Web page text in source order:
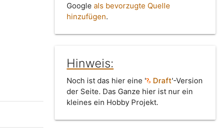
Googleals bevorzugte Quelle
hinzufügen.
Hinweis:
Noch ist das hier eine ' Draft'-Version
der Seite. Das Ganze hier ist nur ein
kleines ein Hobby Projekt.